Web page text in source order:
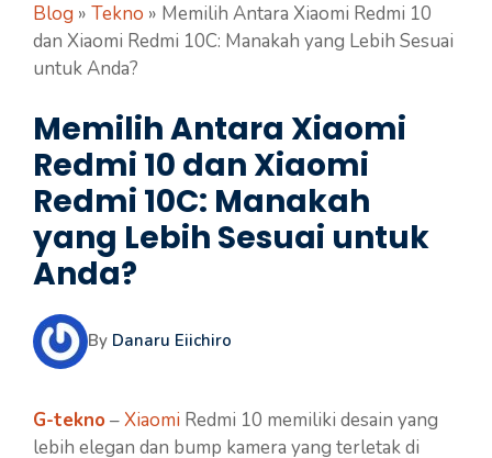
Blog » Tekno » Memilih Antara Xiaomi Redmi 10
dan Xiaomi Redmi 10C: Manakah yang Lebih Sesuai
untuk Anda?
Memilih Antara Xiaomi
Redmi 10 dan Xiaomi
Redmi 10C: Manakah
yang Lebih Sesuai untuk
Anda?
By Danaru Eiichiro
G-tekno–Xiaomi Redmi 10 memiliki desain yang
lebih elegan dan bump kamera yang terletak di